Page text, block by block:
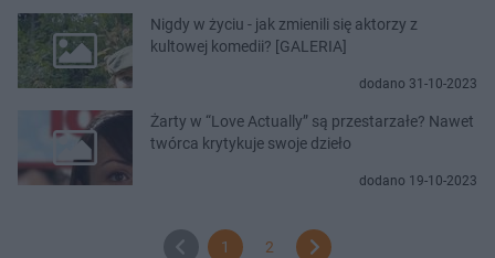
Nigdy w życiu - jak zmienili się aktorzy z
kultowej komedii? [GALERIA]
dodano 31-10-2023
Żarty w “Love Actually” są przestarzałe? Nawet
twórca krytykuje swoje dzieło
dodano 19-10-2023
1 2